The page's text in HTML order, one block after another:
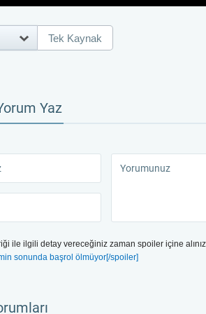
Tek Kaynak
Yaz
ile ilgili detay vereceğiniz zaman spoiler içine
sonunda başrol ölmüyor[/spoiler]